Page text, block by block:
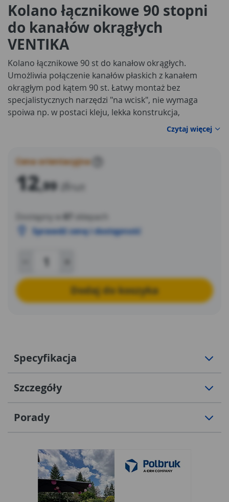
Kolano łącznikowe 90 stopni
do kanałów okrągłych
VENTIKA
Kolano łącznikowe 90 st do kanałow okrągłych.
Umożliwia połączenie kanałów płaskich z kanałem
okrągłym pod kątem 90 st. Łatwy montaż bez
specjalistycznych narzędzi "na wcisk", nie wymaga
spoiwa np. w postaci kleju, lekka konstrukcja,
estetyczny wygląd, zalecana temperatura użytkowania
Czytaj więcej
Cena orientacyjna
12,99 zł
Dostępny w 87
sklepach
Sprawdź cenę i dostępność
Dodaj do koszyka
Specyfikacja
Szczegóły
Porady